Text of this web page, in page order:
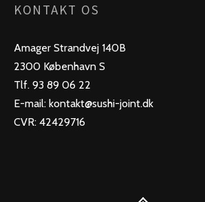
KONTAKT OS
Amager Strandvej 140B
2300 København S
Tlf. 93 89 06 22
E-mail: kontakt@sushi-joint.dk
CVR: 42429716